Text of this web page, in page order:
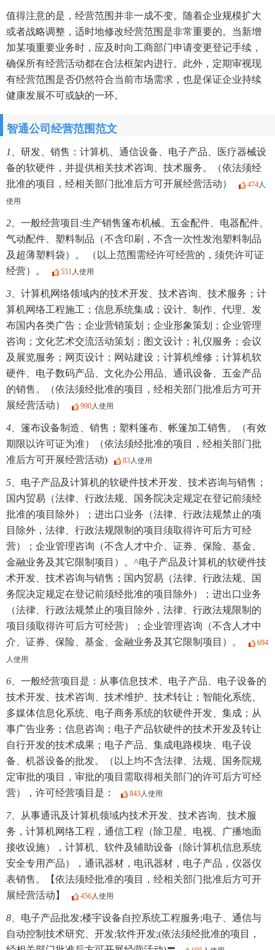
值得注意的是，经营范围并非一成不变。随着企业规模扩大
或者战略调整，适时地修改经营范围是非常重要的。当新增
加某项重要业务时，应及时向工商部门申请变更登记手续，
确保所有经营活动都在合法框架内进行。此外，定期审视现
有经营范围是否仍然符合当前市场需求，也是保证企业持续
健康发展不可或缺的一环。
智通公司经营范围范文
1、 研发、销售：计算机、通信设备、电子产品、医疗器械设
备的软硬件，并提供相关技术咨询、技术服务。（依法须经
批准的项目，经相关部门批准后方可开展经营活动）
474人
使用
2、 一般经营项目:生产销售篷布机械、五金配件、电器配件、
气动配件、塑料制品（不含印刷，不含一次性发泡塑料制品
及超薄塑料袋）。 （以上范围需经许可经营的，须凭许可证
经营）。
551人使用
3、 计算机网络领域内的技术开发、技术咨询、技术服务；计
算机网络工程施工；信息系统集成；设计、制作、代理、发
布国内各类广告；企业营销策划；企业形象策划；企业管理
咨询；文化艺术交流活动策划；图文设计；礼仪服务；会议
及展览服务；网页设计；网站建设；计算机维修；计算机软
硬件、电子数码产品、文化办公用品、通讯设备、五金产品
的销售。（依法须经批准的项目，经相关部门批准后方可开
展经营活动）
990人使用
4、 篷布设备制造、销售；塑料篷布、帐篷加工销售。（有效
期限以许可证为准）（依法须经批准的项目，经相关部门批
准后方可开展经营活动)
83人使用
5、 电子产品及计算机的软硬件技术开发、技术咨询与销售；
国内贸易（法律、行政法规、国务院决定规定在登记前须经
批准的项目除外）；进出口业务（法律、行政法规禁止的项
目除外，法律、行政法规限制的项目须取得许可后方可经
营）；企业管理咨询（不含人才中介、证券、保险、基金、
金融业务及其它限制项目）。^电子产品及计算机的软硬件技
术开发、技术咨询与销售；国内贸易（法律、行政法规、国
务院决定规定在登记前须经批准的项目除外）；进出口业务
（法律、行政法规禁止的项目除外，法律、行政法规限制的
项目须取得许可后方可经营）；企业管理咨询（不含人才中
介、证券、保险、基金、金融业务及其它限制项目）。
694
人使用
6、 一般经营项目是：从事信息技术、电子产品、电子设备的
技术开发、技术咨询、技术维护、技术转让；智能化系统、
多媒体信息化系统、电子商务系统的软硬件开发、集成；从
事广告业务；信息咨询；电子产品软硬件的技术开发及转让
自行开发的技术成果；电子产品、集成电路模块、电子设
备、机器设备的批发。（以上均不含法律、法规、国务院规
定审批的项目，审批的项目需取得相关部门的许可后方可经
营），许可经营项目是：
843人使用
7、
从事通讯及计算机领域内技术开发、技术咨询、技术服
务，计算机网络工程，通信工程（除卫星、电视、广播地面
接收设施），计算机、软件及辅助设备（除计算机信息系统
安全专用产品），通讯器材，电讯器材，电子产品，仪器仪
表销售。【依法须经批准的项目，经相关部门批准后方可开
展经营活动】
456人使用
8、 电子产品批发;楼宇设备自控系统工程服务;电子、通信与
自动控制技术研究、开发;软件开发;(依法须经批准的项目，